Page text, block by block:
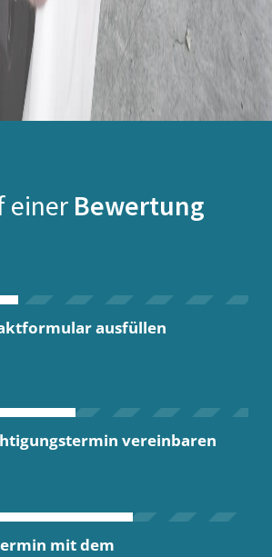
einer Bewertung
ausfüllen
vereinbaren
mit dem